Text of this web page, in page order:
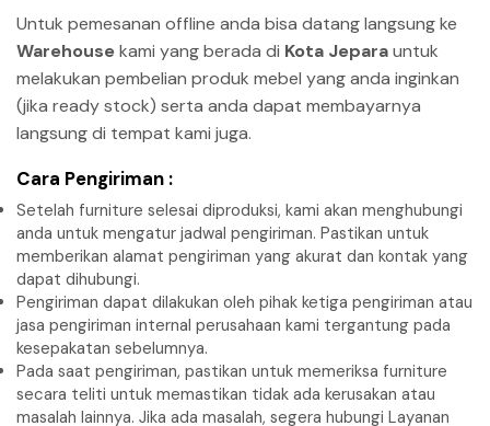
Untuk pemesanan offline anda bisa datang langsung ke
Warehousekami yang berada di Kota Jeparauntuk
melakukan pembelian produk mebel yang anda inginkan
(jika ready stock) serta anda dapat membayarnya
langsung di tempat kami juga.
Cara Pengiriman :
Setelah furniture selesai diproduksi, kami akan menghubungi
anda untuk mengatur jadwal pengiriman. Pastikan untuk
memberikan alamat pengiriman yang akurat dan kontak yang
dapat dihubungi.
Pengiriman dapat dilakukan oleh pihak ketiga pengiriman atau
jasa pengiriman internal perusahaan kami tergantung pada
kesepakatan sebelumnya.
Pada saat pengiriman, pastikan untuk memeriksa furniture
secara teliti untuk memastikan tidak ada kerusakan atau
masalah lainnya. Jika ada masalah, segera hubungi Layanan